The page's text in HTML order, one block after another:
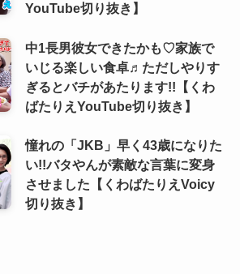
YouTube切り抜き】
中1長男彼女できたかも♡家族で
いじる楽しい食卓♬ただしやりす
ぎるとバチがあたります!!【くわ
ばたりえYouTube切り抜き】
憧れの「JKB」早く43歳になりた
い!!バタやんが素敵な言葉に変身
させました【くわばたりえVoicy
切り抜き】